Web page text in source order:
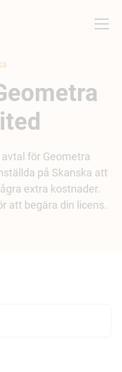
för Geometra
på Skanska att
extra kostnader.
att begära din licens.